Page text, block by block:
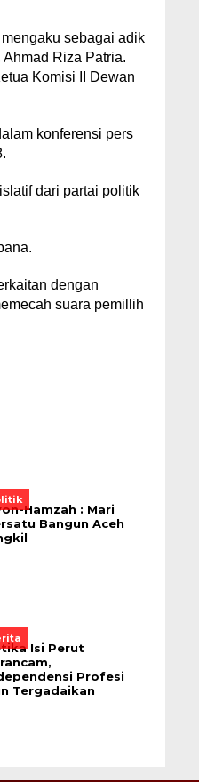
sebagai adik
Riza Patria.
Komisi II Dewan
konferensi pers
dari partai politik
dengan
suara pemillih
Hamzah : Mari
Bangun Aceh
Isi Perut
Profesi
Tergadaikan